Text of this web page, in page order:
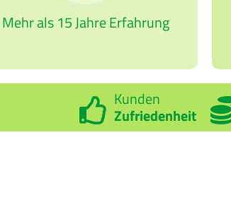
Mehr als 15 Jahre Erfahrung
Kunden
Zufriedenheit